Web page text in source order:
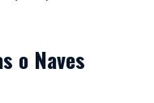
o Naves